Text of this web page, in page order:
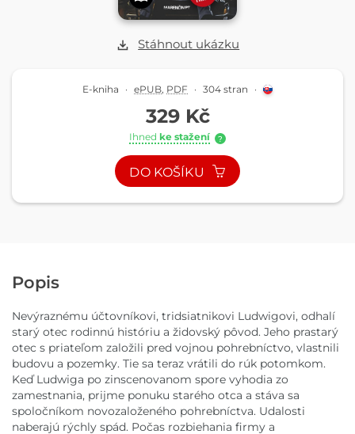
Stáhnout ukázku
E-kniha · ePUB PDF · 304 stran ·
329 Kč
Ihned ke stažení ?
DO KOŠÍKU
Popis
Nevýraznému účtovníkovi, tridsiatnikovi Ludwigovi, odhalí
starý otec rodinnú históriu a židovský pôvod. Jeho prastarý
otec s priateľom založili pred vojnou pohrebníctvo, vlastnili
budovu a pozemky. Tie sa teraz vrátili do rúk potomkom.
Keď Ludwiga po zinscenovanom spore vyhodia zo
zamestnania, prijme ponuku starého otca a stáva sa
spoločníkom novozaloženého pohrebníctva. Udalosti
naberajú rýchly spád. Počas rozbiehania firmy a